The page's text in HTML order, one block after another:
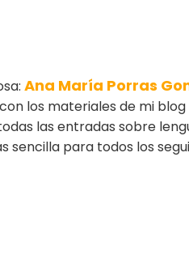
Ana María Porras
los materiales de mi
las entradas sobre
para todos los